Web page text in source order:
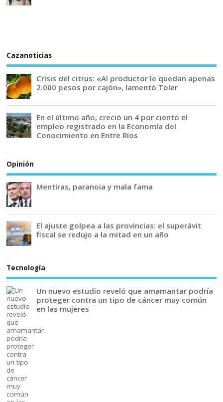
Cazanoticias
Crisis del citrus: «Al productor le quedan apenas
2.000 pesos por cajón», lamentó Toler
En el último año, creció un 4 por ciento el
empleo registrado en la Economía del
Conocimiento en Entre Ríos
Opinión
Mentiras, paranoia y mala fama
El ajuste golpea a las provincias: el superávit
fiscal se redujo a la mitad en un año
Tecnología
Un nuevo estudio reveló que amamantar podría
proteger contra un tipo de cáncer muy común
en las mujeres